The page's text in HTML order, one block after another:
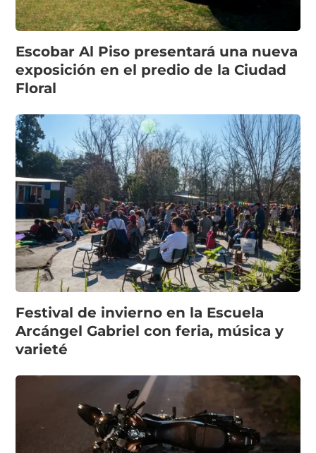
Escobar Al Piso presentará una nueva
exposición en el predio de la Ciudad
Floral
Festival de invierno en la Escuela
Arcángel Gabriel con feria, música y
varieté